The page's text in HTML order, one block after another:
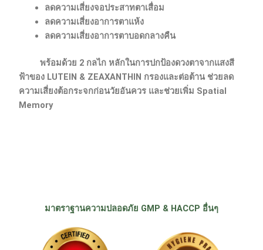
ลดความเสี่ยงจอประสาทตาเสื่อม
ลดความเสี่ยงอาการตาแห้ง
ลดความเสี่ยงอาการตาบอดกลางคืน
พร้อมด้วย 2 กลไก หลักในการปกป้องดวงตาจากแสงสี
ฟ้าของ LUTEIN & ZEAXANTHIN กรองและต่อต้าน ช่วยลด
ความเสี่ยงต้อกระจกก่อนวัยอันควร และช่วยเพิ่ม Spatial
Memory
มาตราฐานความปลอดภัย GMP & HACCP อื่นๆ